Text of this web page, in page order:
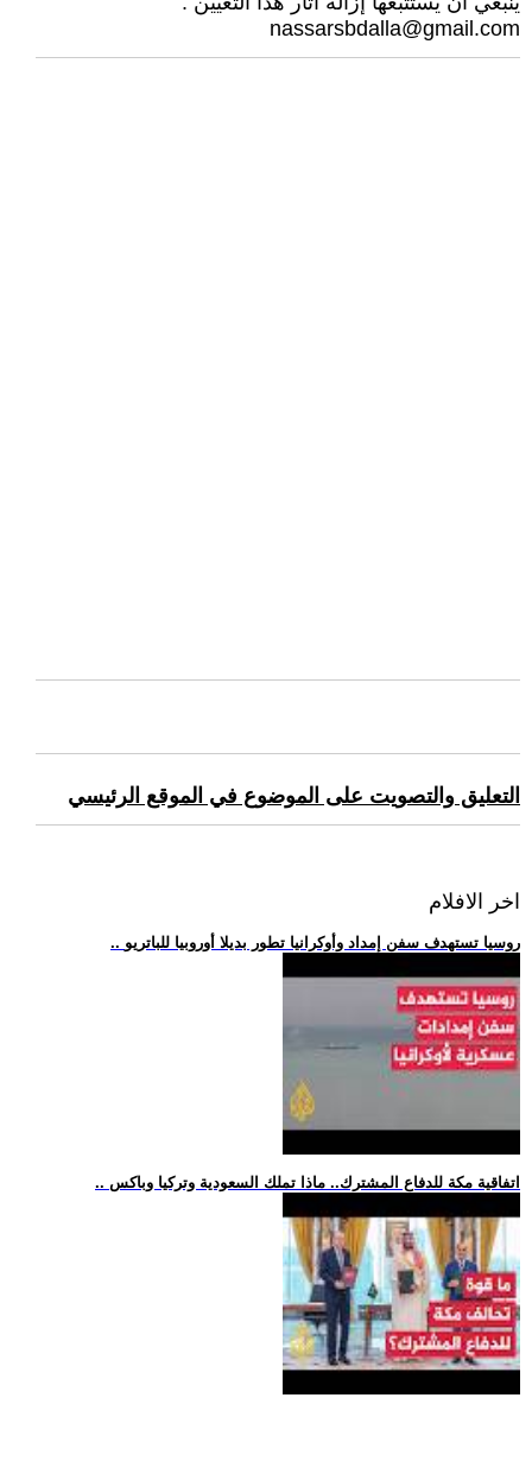
nassarsbdalla@gmail.com
التعليق والتصويت على الموضوع في الموقع الرئيسي
اخر الافلام
.. روسيا تستهدف سفن إمداد وأوكرانيا تطور بديلا أوروبيا للباتريو
.. اتفاقية مكة للدفاع المشترك.. ماذا تملك السعودية وتركيا وباكس